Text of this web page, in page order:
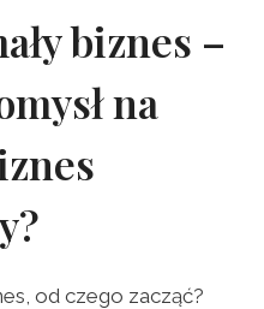
biznes –
na
od czego zacząć?